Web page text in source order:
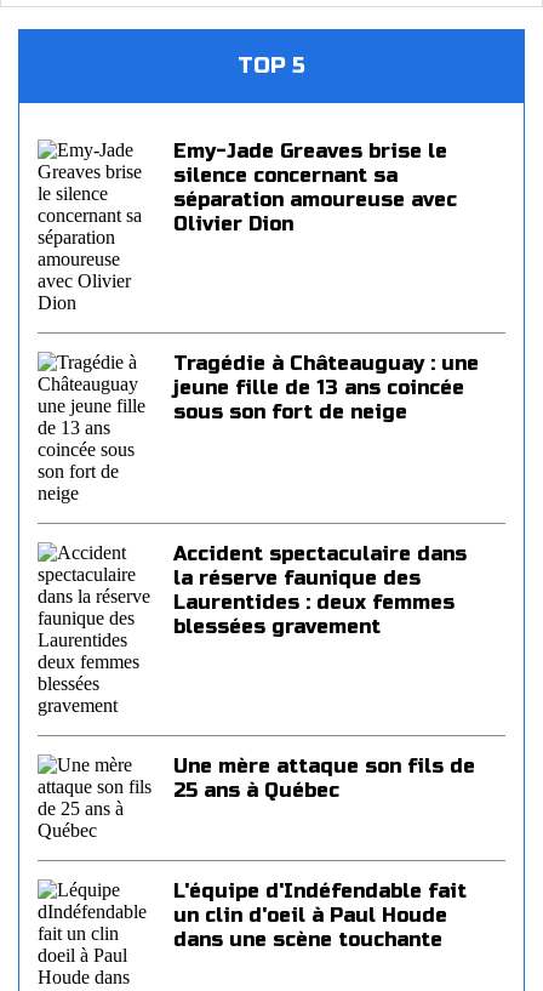
TOP 5
Emy-Jade Greaves brise le
silence concernant sa
séparation amoureuse avec
Olivier Dion
Tragédie à Châteauguay : une
jeune fille de 13 ans coincée
sous son fort de neige
Accident spectaculaire dans
la réserve faunique des
Laurentides : deux femmes
blessées gravement
Une mère attaque son fils de
25 ans à Québec
L'équipe d'Indéfendable fait
un clin d'oeil à Paul Houde
dans une scène touchante